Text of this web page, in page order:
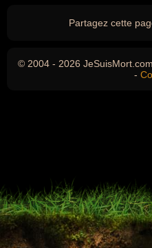
Partagez cette
© 2004 - 2026
-